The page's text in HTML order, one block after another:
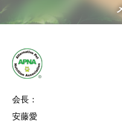
会長：
安藤愛